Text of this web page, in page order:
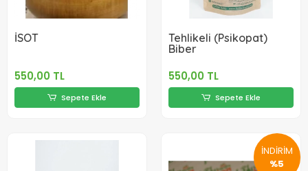
İSOT
550,00 TL
Sepete Ekle
Tehlikeli (Psikopat)
Biber
550,00 TL
Sepete Ekle
İNDİRİM
%5